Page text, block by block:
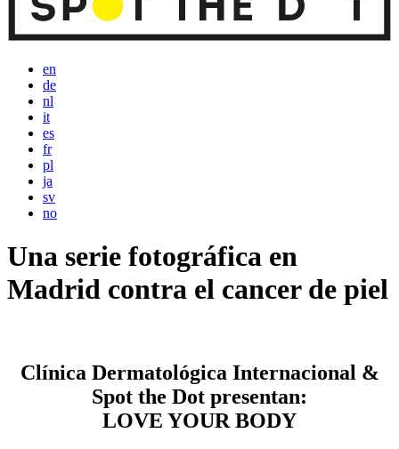
en
de
nl
it
es
fr
pl
ja
sv
no
Una serie fotográfica en
Madrid contra el cancer de piel
Clínica Dermatológica Internacional &
Spot the Dot presentan:
LOVE YOUR BODY